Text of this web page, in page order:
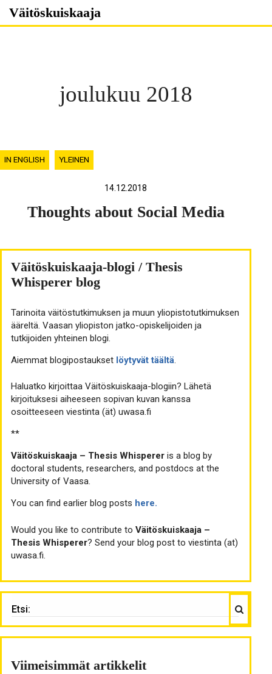
Skip
Väitöskuiskaaja
joulukuu 2018
IN ENGLISH YLEINEN
14.12.2018
Thoughts about Social Media
Väitöskuiskaaja-blogi / Thesis
Whisperer blog
Tarinoita väitöstutkimuksen ja muun yliopistotutkimuksen
ääreltä. Vaasan yliopiston jatko-opiskelijoiden ja
tutkijoiden yhteinen blogi.
Aiemmat blogipostaukset löytyvät täältä.
Haluatko kirjoittaa Väitöskuiskaaja-blogiin? Lähetä
kirjoituksesi aiheeseen sopivan kuvan kanssa
osoitteeseen viestinta (ät) uwasa.fi
**
Väitöskuiskaaja – Thesis Whisperer is a blog by
doctoral students, researchers, and postdocs at the
University of Vaasa.
You can find earlier blog posts here.
Would you like to contribute to Väitöskuiskaaja –
Thesis Whisperer? Send your blog post to viestinta (at)
uwasa.fi.
Haku
Viimeisimmät artikkelit